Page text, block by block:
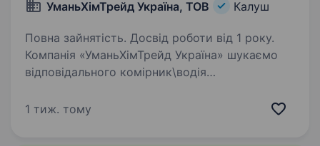
УманьХімТрейд Україна, ТОВ Калуш
Повна зайнятість. Досвід роботи від 1 року.
Компанія «УманьХімТрейд Україна» шукаємо
відповідального комірник\водія
важливо, щоб усе було на своїх місцях і
1 тиж. тому